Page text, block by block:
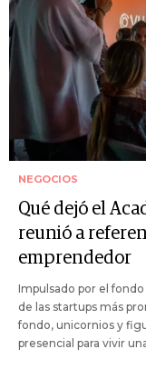
NEGOCIOS
Qué dejó el
reunió a
emprendedor
Impulsado por el
de las startups más
fondo, unicornios y
presencial para vivir